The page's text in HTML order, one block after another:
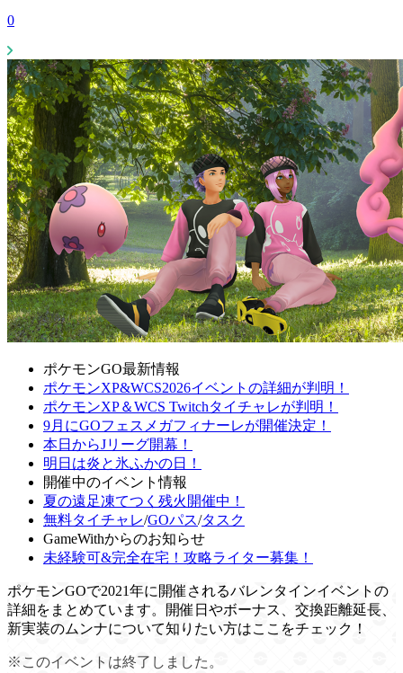
0
ポケモンGO最新情報
ポケモンXP&WCS2026イベントの詳細が判明！
ポケモンXP＆WCS Twitchタイチャレが判明！
9月にGOフェスメガフィナーレが開催決定！
本日からJリーグ開幕！
明日は炎と氷ふかの日！
開催中のイベント情報
夏の遠足凍てつく残火開催中！
無料タイチャレ/GOパス/タスク
GameWithからのお知らせ
未経験可&完全在宅！攻略ライター募集！
ポケモンGOで2021年に開催されるバレンタインイベントの
詳細をまとめています。開催日やボーナス、交換距離延長、
新実装のムンナについて知りたい方はここをチェック！
※このイベントは終了しました。